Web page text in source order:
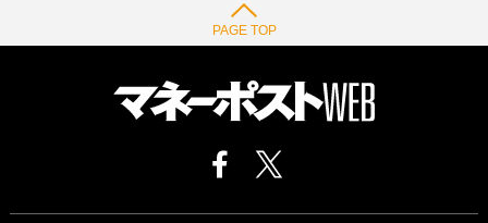
PAGE TOP